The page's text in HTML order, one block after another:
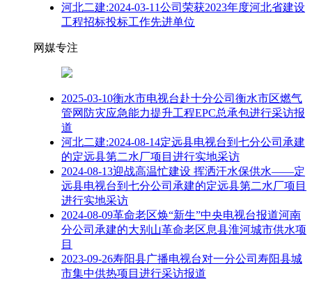
河北二建:2024-03-11公司荣获2023年度河北省建设
工程招标投标工作先进单位
网媒专注
2025-03-10衡水市电视台赴十分公司衡水市区燃气
管网防灾应急能力提升工程EPC总承包进行采访报
道
河北二建:2024-08-14定远县电视台到七分公司承建
的定远县第二水厂项目进行实地采访
2024-08-13迎战高温忙建设 挥洒汗水保供水——定
远县电视台到七分公司承建的定远县第二水厂项目
进行实地采访
2024-08-09革命老区焕“新生”中央电视台报道河南
分公司承建的大别山革命老区息县淮河城市供水项
目
2023-09-26寿阳县广播电视台对一分公司寿阳县城
市集中供热项目进行采访报道